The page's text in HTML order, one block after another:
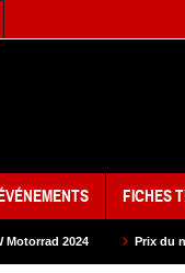
FICHES
Prix du neuf – SAM Cycle